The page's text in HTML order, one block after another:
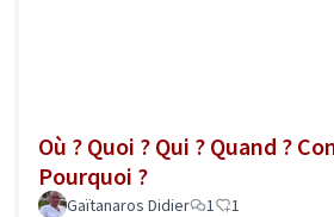
Où ? Quoi ? Qui ? Quand ?
Pourquoi ?
Gaïtanaros Didier 1 1